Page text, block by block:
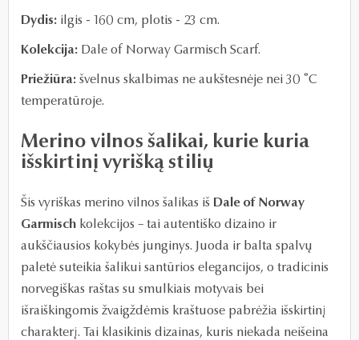
Dydis: ilgis - 160 cm, plotis - 23 cm.
Kolekcija: Dale of Norway Garmisch Scarf.
Priežiūra: švelnus skalbimas ne aukštesnėje nei 30 ˚C
temperatūroje.
Merino vilnos šalikai, kurie kuria
išskirtinį vyrišką stilių
Šis vyriškas merino vilnos šalikas iš Dale of Norway
Garmisch kolekcijos – tai autentiško dizaino ir
aukščiausios kokybės junginys. Juoda ir balta spalvų
paletė suteikia šalikui santūrios elegancijos, o tradicinis
norvegiškas raštas su smulkiais motyvais bei
išraiškingomis žvaigždėmis kraštuose pabrėžia išskirtinį
charakterį. Tai klasikinis dizainas, kuris niekada neišeina